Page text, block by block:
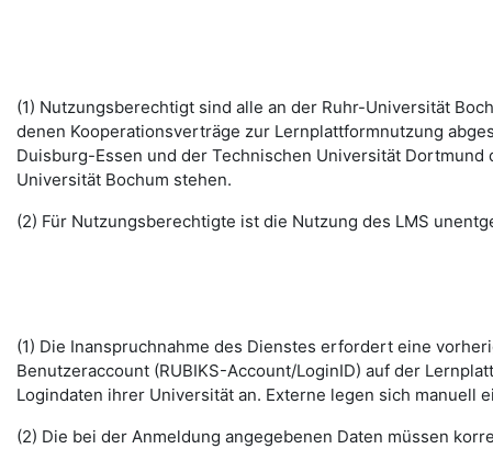
(1) Nutzungsberechtigt sind alle an der Ruhr-Universität
denen Kooperationsverträge zur Lernplattformnutzung
Duisburg-Essen und der Technischen Universität
Universität Bochum stehen.
(2) Für Nutzungsberechtigte ist die Nutzung des LMS
(1) Die Inanspruchnahme des Dienstes erfordert eine
Benutzeraccount (RUBIKS-Account/LoginID) auf der
Logindaten ihrer Universität an. Externe legen sich manuell
(2) Die bei der Anmeldung angegebenen Daten müssen